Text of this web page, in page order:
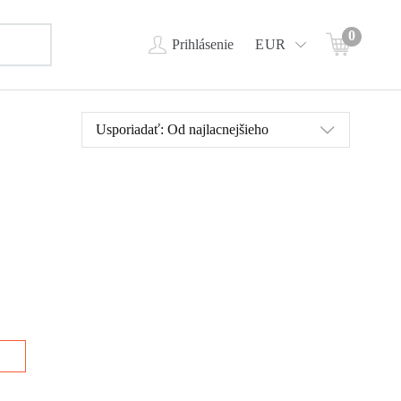
Prihlásenie EUR
0
Usporiadať: Od najlacnejšieho